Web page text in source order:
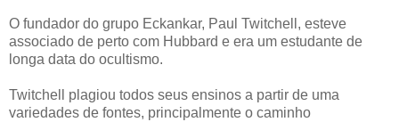
O fundador do grupo Eckankar, Paul Twitchell, esteve
associado de perto com Hubbard e era um estudante de
longa data do ocultismo.
Twitchell plagiou todos seus ensinos a partir de uma
variedades de fontes, principalmente o caminho